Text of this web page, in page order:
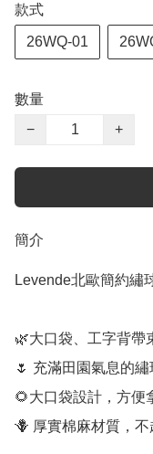
款式
26WQ-01
數量
−
+
簡介
Levende北歐簡約繡
🌿大口袋、工字背帶
🌷 充滿田園氣息的
🌻大口袋設計，方便
🪻 厚實棉麻材質，